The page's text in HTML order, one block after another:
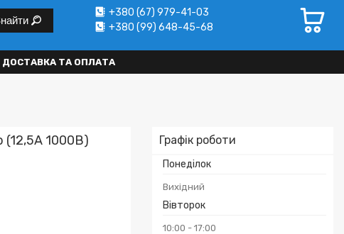
+380 (67) 979-41-03
+380 (99) 648-45-68
ДОСТАВКА ТА ОПЛАТА
Графік роботи
Понеділок
Вихідний
Вівторок
10:00 17:00
(12,5А 1000В)